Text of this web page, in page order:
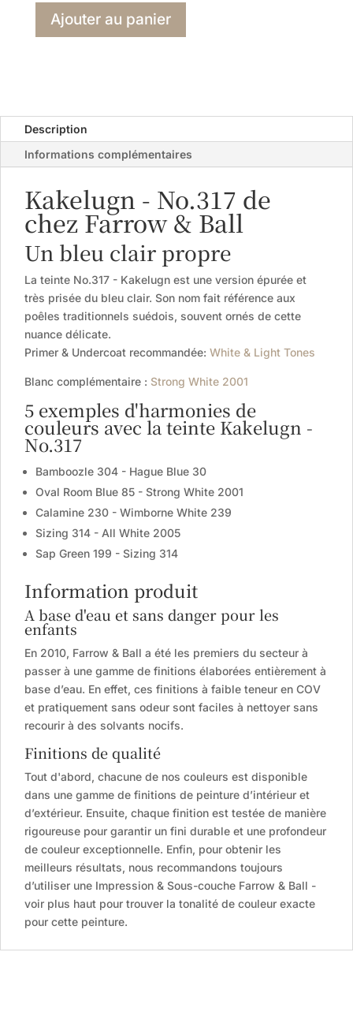
Ajouter au panier
Description
Informations complémentaires
Kakelugn - No.317 de
chez Farrow & Ball
Un bleu clair propre
La teinte No.317 - Kakelugn est une version épurée et
très prisée du bleu clair. Son nom fait référence aux
poêles traditionnels suédois, souvent ornés de cette
nuance délicate.
Primer & Undercoat recommandée: White & Light Tones
Blanc complémentaire : Strong White 2001
5 exemples d'harmonies de
couleurs avec la teinte Kakelugn -
No.317
Bamboozle 304 - Hague Blue 30
Oval Room Blue 85 - Strong White 2001
Calamine 230 - Wimborne White 239
Sizing 314 - All White 2005
Sap Green 199 - Sizing 314
Information produit
A base d'eau et sans danger pour les
enfants
En 2010, Farrow & Ball a été les premiers du secteur à
passer à une gamme de finitions élaborées entièrement à
base d’eau. En effet, ces finitions à faible teneur en COV
et pratiquement sans odeur sont faciles à nettoyer sans
recourir à des solvants nocifs.
Finitions de qualité
Tout d'abord, chacune de nos couleurs est disponible
dans une gamme de finitions de peinture d’intérieur et
d’extérieur. Ensuite, chaque finition est testée de manière
rigoureuse pour garantir un fini durable et une profondeur
de couleur exceptionnelle. Enfin, pour obtenir les
meilleurs résultats, nous recommandons toujours
d’utiliser une Impression & Sous-couche Farrow & Ball -
voir plus haut pour trouver la tonalité de couleur exacte
pour cette peinture.